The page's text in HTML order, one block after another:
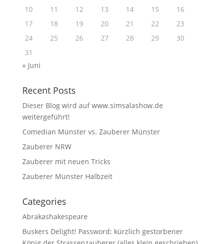
10
11 12 13 14 15
16
17
18 19 20 21 22
23
24
25 26 27 28 29
30
31
« Juni
Recent Posts
Dieser Blog wird auf www.simsalashow.de
weitergeführt!
Comedian Münster vs. Zauberer Münster
Zauberer NRW
Zauberer mit neuen Tricks
Zauberer Münster Halbzeit
Categories
Abrakashakespeare
Buskers Delight! Password: kürzlich gestorbener